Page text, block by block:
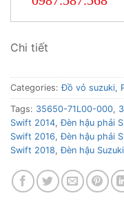
Chi tiết
Categories:Đồ vỏ suzuki,
Tags: 35650-71L00-000,
Swift 2014,Đèn hậu phải
Swift 2016,Đèn hậu phải
Swift 2018,Đèn hậu Suzuki